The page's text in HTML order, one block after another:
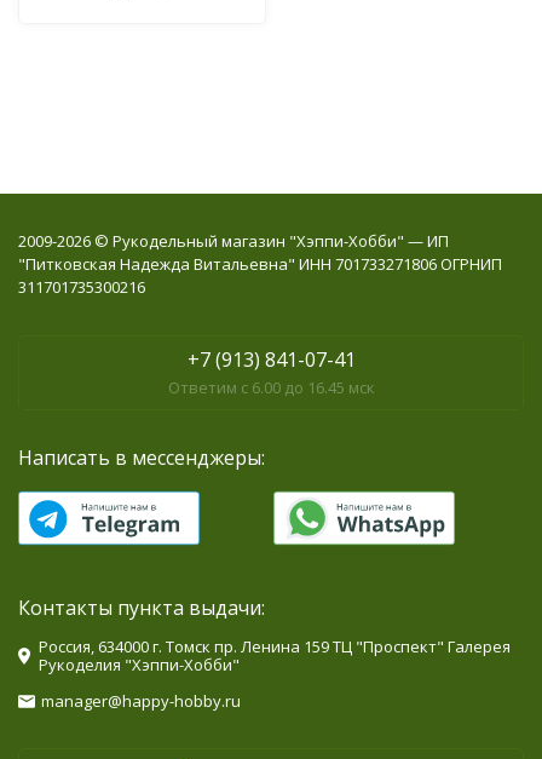
2009-2026 © Рукодельный магазин "Хэппи-Хобби" — ИП
"Питковская Надежда Витальевна" ИНН 701733271806 ОГРНИП
311701735300216
+7 (913) 841-07-41
Ответим с 6.00 до 16.45 мск
Написать в мессенджеры:
Контакты пункта выдачи:
Россия, 634000 г. Томск пр. Ленина 159 ТЦ "Проспект" Галерея
Рукоделия "Хэппи-Хобби"
manager@happy-hobby.ru